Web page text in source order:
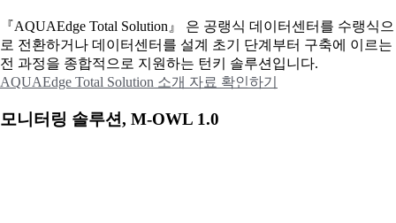
『AQUAEdge Total Solution』 은 공랭식 데이터센터를 수랭식으
로 전환하거나 데이터센터를 설계 초기 단계부터 구축에 이르는
전 과정을 종합적으로 지원하는 턴키 솔루션입니다.
AQUAEdge Total Solution 소개 자료 확인하기
모니터링 솔루션, M-OWL 1.0